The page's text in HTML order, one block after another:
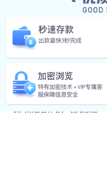
长鸿精密合作客户-国瑞仪器